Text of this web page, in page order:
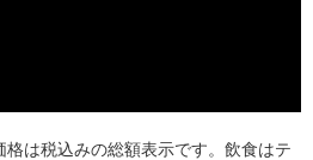
は税込みの総額表示です。飲食はテ